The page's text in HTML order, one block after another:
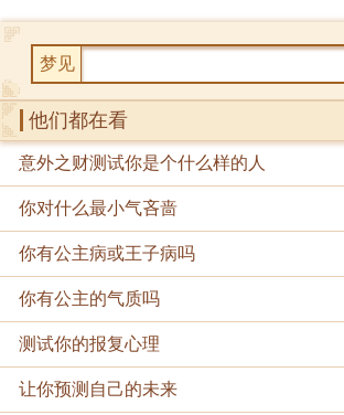
梦见
他们都在看
意外之财测试你是个什么样的人
你对什么最小气吝啬
你有公主病或王子病吗
你有公主的气质吗
测试你的报复心理
让你预测自己的未来